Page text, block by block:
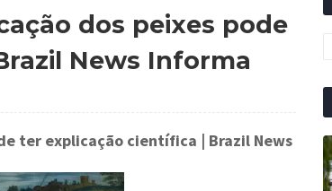
dos peixes pode
News Informa
ter explicação científica | Brazil News